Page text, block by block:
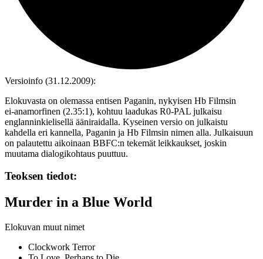
Versioinfo (31.12.2009):
Elokuvasta on olemassa entisen Paganin, nykyisen Hb Filmsin
ei‑anamorfinen (2.35:1), kohtuu laadukas R0‑PAL julkaisu
englanninkielisellä ääniraidalla. Kyseinen versio on julkaistu
kahdella eri kannella, Paganin ja Hb Filmsin nimen alla. Julkaisuun
on palautettu aikoinaan BBFC:n tekemät leikkaukset, joskin
muutama dialogikohtaus puuttuu.
Teoksen tiedot:
Murder in a Blue World
Elokuvan muut nimet
Clockwork Terror